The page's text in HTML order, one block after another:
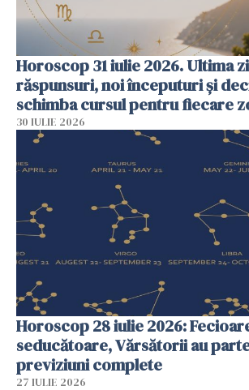
Horoscop 31 iulie 2026. Ultima
răspunsuri, noi începuturi și
schimba cursul pentru fiecare
30 IULIE 2026
Horoscop 28 iulie 2026:
seducătoare, Vărsătorii au
previziuni complete
27 IULIE 2026